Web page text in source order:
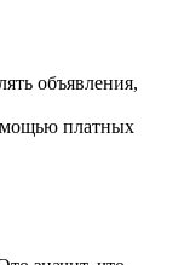
объявления,
платных